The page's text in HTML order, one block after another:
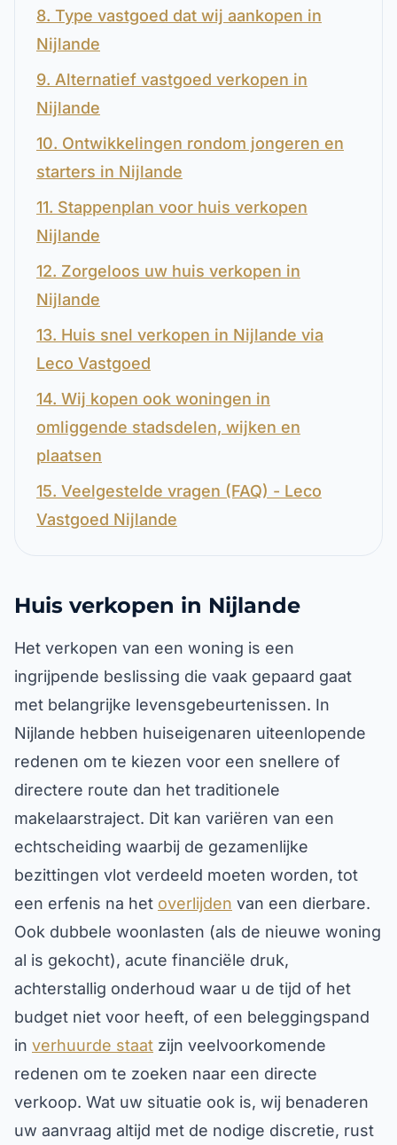
8. Type vastgoed dat wij aankopen in
Nijlande
9. Alternatief vastgoed verkopen in
Nijlande
10. Ontwikkelingen rondom jongeren en
starters in Nijlande
11. Stappenplan voor huis verkopen
Nijlande
12. Zorgeloos uw huis verkopen in
Nijlande
13. Huis snel verkopen in Nijlande via
Leco Vastgoed
14. Wij kopen ook woningen in
omliggende stadsdelen, wijken en
plaatsen
15. Veelgestelde vragen (FAQ) - Leco
Vastgoed Nijlande
Huis verkopen in Nijlande
Het verkopen van een woning is een
ingrijpende beslissing die vaak gepaard gaat
met belangrijke levensgebeurtenissen. In
Nijlande hebben huiseigenaren uiteenlopende
redenen om te kiezen voor een snellere of
directere route dan het traditionele
makelaarstraject. Dit kan variëren van een
echtscheiding waarbij de gezamenlijke
bezittingen vlot verdeeld moeten worden, tot
een erfenis na het overlijden van een dierbare.
Ook dubbele woonlasten (als de nieuwe woning
al is gekocht), acute financiële druk,
achterstallig onderhoud waar u de tijd of het
budget niet voor heeft, of een beleggingspand
in verhuurde staat zijn veelvoorkomende
redenen om te zoeken naar een directe
verkoop. Wat uw situatie ook is, wij benaderen
uw aanvraag altijd met de nodige discretie, rust